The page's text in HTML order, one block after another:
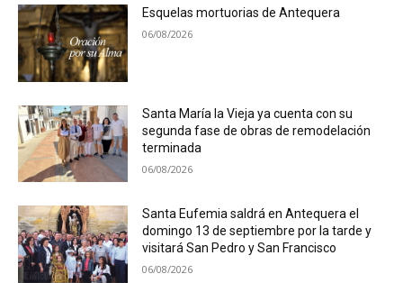
Esquelas mortuorias de Antequera
06/08/2026
Santa María la Vieja ya cuenta con su
segunda fase de obras de remodelación
terminada
06/08/2026
Santa Eufemia saldrá en Antequera el
domingo 13 de septiembre por la tarde y
visitará San Pedro y San Francisco
06/08/2026